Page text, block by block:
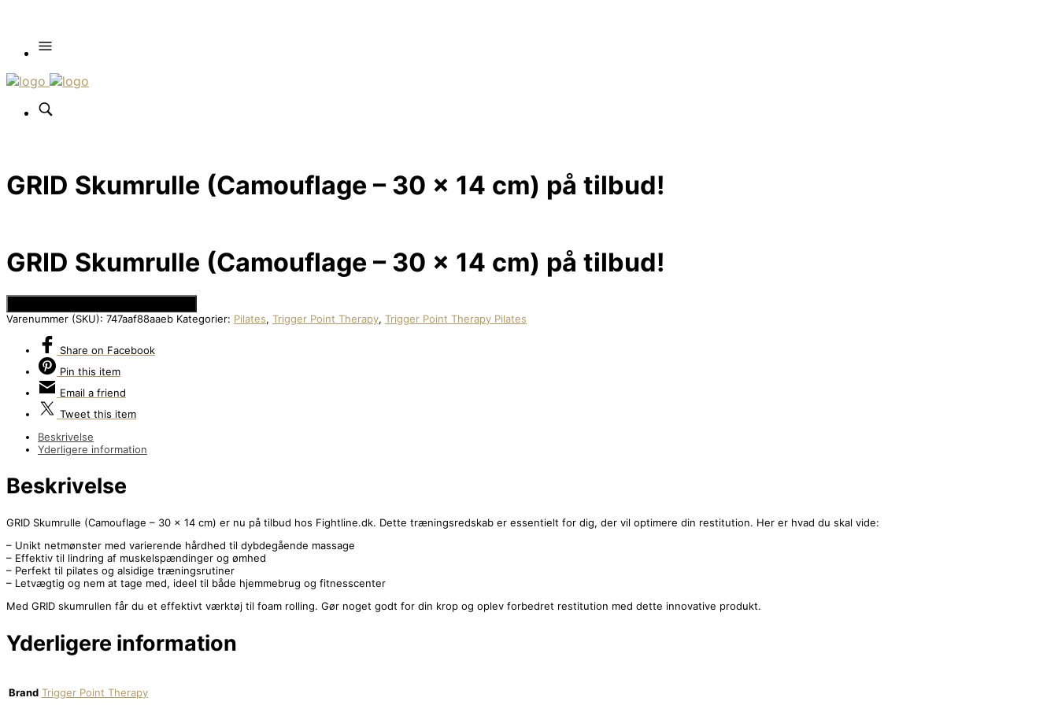
GRID Skumrulle (Camouflage – 30 x 14 cm) på tilbud!
GRID Skumrulle (Camouflage – 30 x 14 cm) på tilbud!
Varenummer (SKU): 747aaf88aaeb Kategorier: Pilates, Trigger Point Therapy, Trigger Point Therapy Pilates
Share on Facebook
Pin this item
Email a friend
Tweet this item
Beskrivelse
Yderligere information
Beskrivelse
GRID Skumrulle (Camouflage – 30 x 14 cm) er nu på tilbud hos Fightline.dk. Dette træningsredskab er essentielt for dig, der vil optimere din restitution. Her er hvad du skal vide:
– Unikt netmønster med varierende hårdhed til dybdegående massage
– Effektiv til lindring af muskelspændinger og ømhed
– Perfekt til pilates og alsidige træningsrutiner
– Letvægtig og nem at tage med, ideel til både hjemmebrug og fitnesscenter
Med GRID skumrullen får du et effektivt værktøj til foam rolling. Gør noget godt for din krop og oplev forbedret restitution med dette innovative produkt.
Yderligere information
Brand Trigger Point Therapy